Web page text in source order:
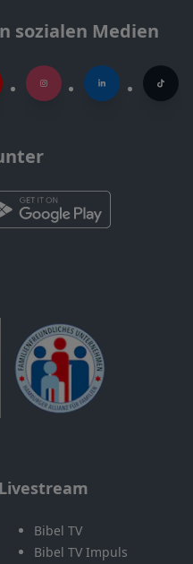
sozialen Medien
Livestream
Bibel TV
Bibel TV Impuls